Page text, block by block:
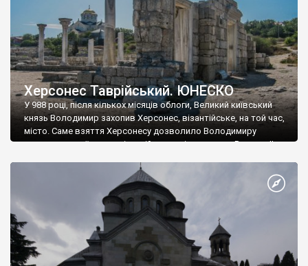
Херсонес Таврійський. ЮНЕСКО
У 988 році, після кількох місяців облоги, Великий київський
князь Володимир захопив Херсонес, візантійське, на той час,
місто. Саме взяття Херсонесу дозволило Володимиру
диктувати свої умови візантійському імператору Василю ІІ, та
Херсонесі Володимир-язичник, став Василем-християнином.
А потім було Хрещення Русі. На честь Херсонесу Таврійського